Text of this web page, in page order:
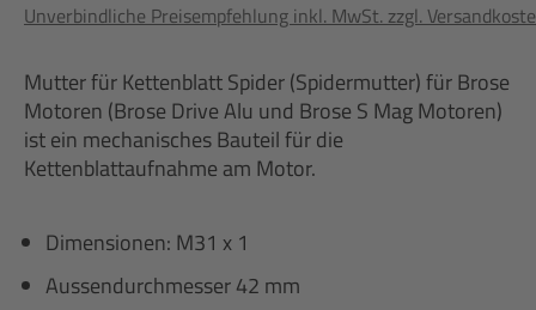
Unverbindliche Preisempfehlung inkl. MwSt. zzgl.
Mutter für Kettenblatt Spider (Spidermutter) für Brose
Motoren (Brose Drive Alu und Brose S Mag Motoren)
ist ein mechanisches Bauteil für die
Kettenblattaufnahme am Motor.
Dimensionen: M31 x 1
Aussendurchmesser 42 mm